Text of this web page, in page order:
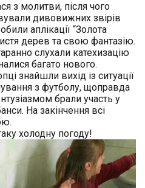
з молитви, після чого
дивовижних звірів
аплікації “Золота
дерев та свою фантазію.
слухали катехизацію
багато нового.
знайшли вихід із ситуації
з футболу, щоправда
брали участь у
На закінчення всі
холодну погоду!